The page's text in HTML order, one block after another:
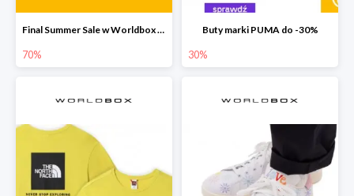
Final Summer Sale w Worldbox do -70%
70%
Buty marki PUMA do -30%
30%